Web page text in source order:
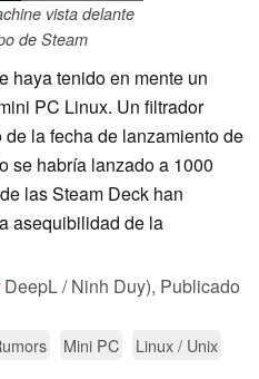
vista delante
de Steam
haya tenido en mente un
PC Linux. Un filtrador
la fecha de lanzamiento de
se habría lanzado a 1000
las Steam Deck han
asequibilidad de la
DeepL / Ninh Duy), Publicado
Mini PC Linux / Unix